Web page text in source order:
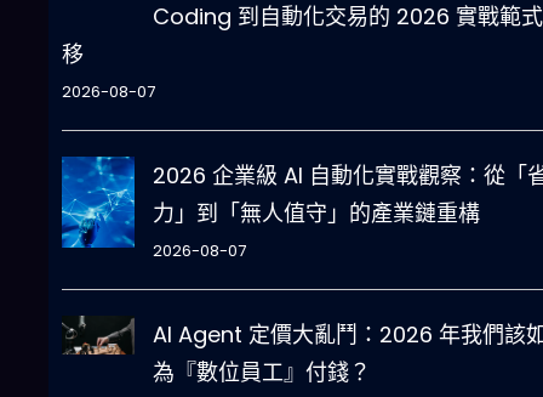
Coding 到自動化交易的 2026 實戰範
移
2026-08-07
2026 企業級 AI 自動化實戰觀察：從「
力」到「無人值守」的產業鏈重構
2026-08-07
AI Agent 定價大亂鬥：2026 年我們該
為『數位員工』付錢？